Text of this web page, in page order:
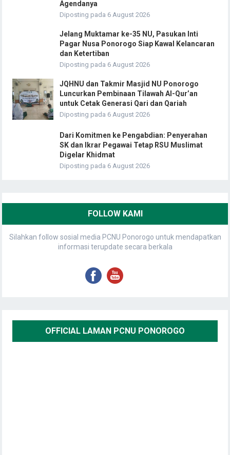
Agendanya
Diposting pada 6 August 2026
Jelang Muktamar ke-35 NU, Pasukan Inti
Pagar Nusa Ponorogo Siap Kawal Kelancaran
dan Ketertiban
Diposting pada 6 August 2026
JQHNU dan Takmir Masjid NU Ponorogo
Luncurkan Pembinaan Tilawah Al-Qur’an
untuk Cetak Generasi Qari dan Qariah
Diposting pada 6 August 2026
Dari Komitmen ke Pengabdian: Penyerahan
SK dan Ikrar Pegawai Tetap RSU Muslimat
Digelar Khidmat
Diposting pada 6 August 2026
FOLLOW KAMI
Silahkan follow sosial media PCNU Ponorogo untuk mendapatkan
informasi terupdate secara berkala
OFFICIAL LAMAN PCNU PONOROGO